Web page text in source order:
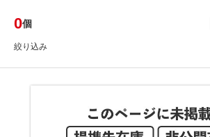
0個
絞り込み